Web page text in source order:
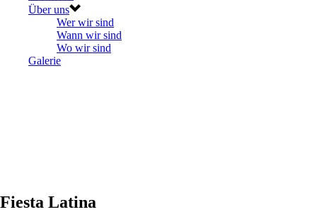
Über uns
Wer wir sind
Wann wir sind
Wo wir sind
Galerie
Fiesta Latina